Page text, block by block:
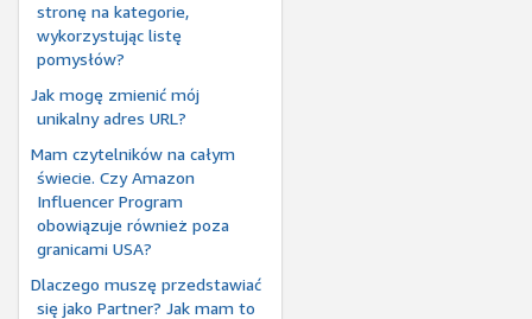
stronę na kategorie,
wykorzystując listę
pomysłów?
Jak mogę zmienić mój
unikalny adres URL?
Mam czytelników na całym
świecie. Czy Amazon
Influencer Program
obowiązuje również poza
granicami USA?
Dlaczego muszę przedstawiać
się jako Partner? Jak mam to